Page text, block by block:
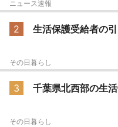
ニュース速報
2 生活保護受給者の
その日暮らし
3 千葉県北西部の生
その日暮らし